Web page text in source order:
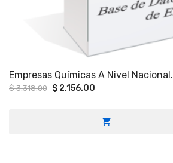
Empresas Químicas A Nivel Nacional.
$3,318.00 Original
$ 2,156.00